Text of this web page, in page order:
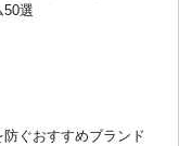
50選
ぐおすすめブランド